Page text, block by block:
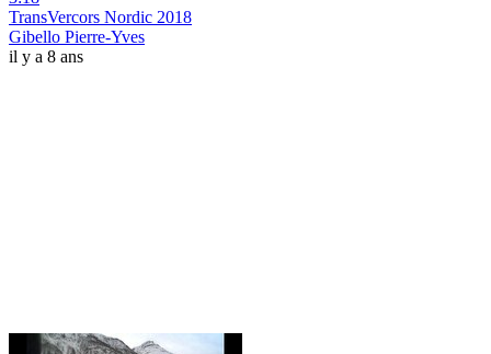
TransVercors Nordic 2018
Gibello Pierre-Yves
il y a 8 ans